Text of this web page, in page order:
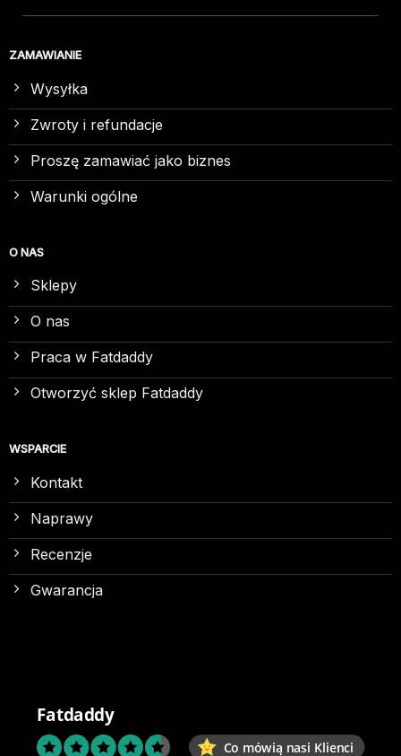
ZAMAWIANIE
Wysyłka
Zwroty i refundacje
Proszę zamawiać jako biznes
Warunki ogólne
O NAS
Sklepy
O nas
Praca w Fatdaddy
Otworzyć sklep Fatdaddy
WSPARCIE
Kontakt
Naprawy
Recenzje
Gwarancja
Fatdaddy
Co mówią nasi Klienci